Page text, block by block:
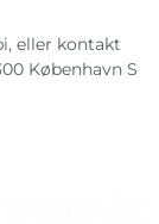
eller kontakt
København S